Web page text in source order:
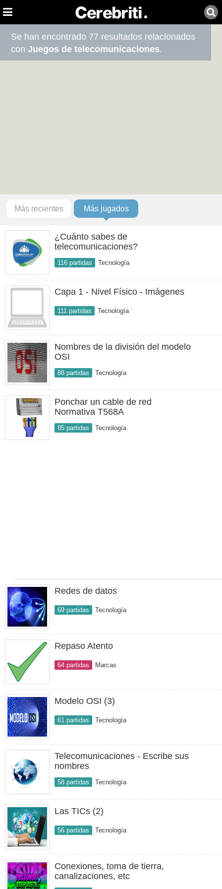
Se han encontrado 77 resultados relacionados
conJuegos de telecomunicaciones.
Más recientes Más jugados
¿Cuánto sabes de
telecomunicaciones?
116 partidas Tecnología
Capa 1 - Nivel Físico - Imágenes
111 partidas Tecnología
Nombres de la división del modelo
OSI
88 partidas Tecnología
Ponchar un cable de red
Normativa T568A
85 partidas Tecnología
Redes de datos
69 partidas Tecnología
Repaso Atento
64 partidas Marcas
Modelo OSI (3)
61 partidas Tecnología
Telecomunicaciones - Escribe sus
nombres
58 partidas Tecnología
Las TICs (2)
56 partidas Tecnología
Conexiones, toma de tierra,
canalizaciones, etc